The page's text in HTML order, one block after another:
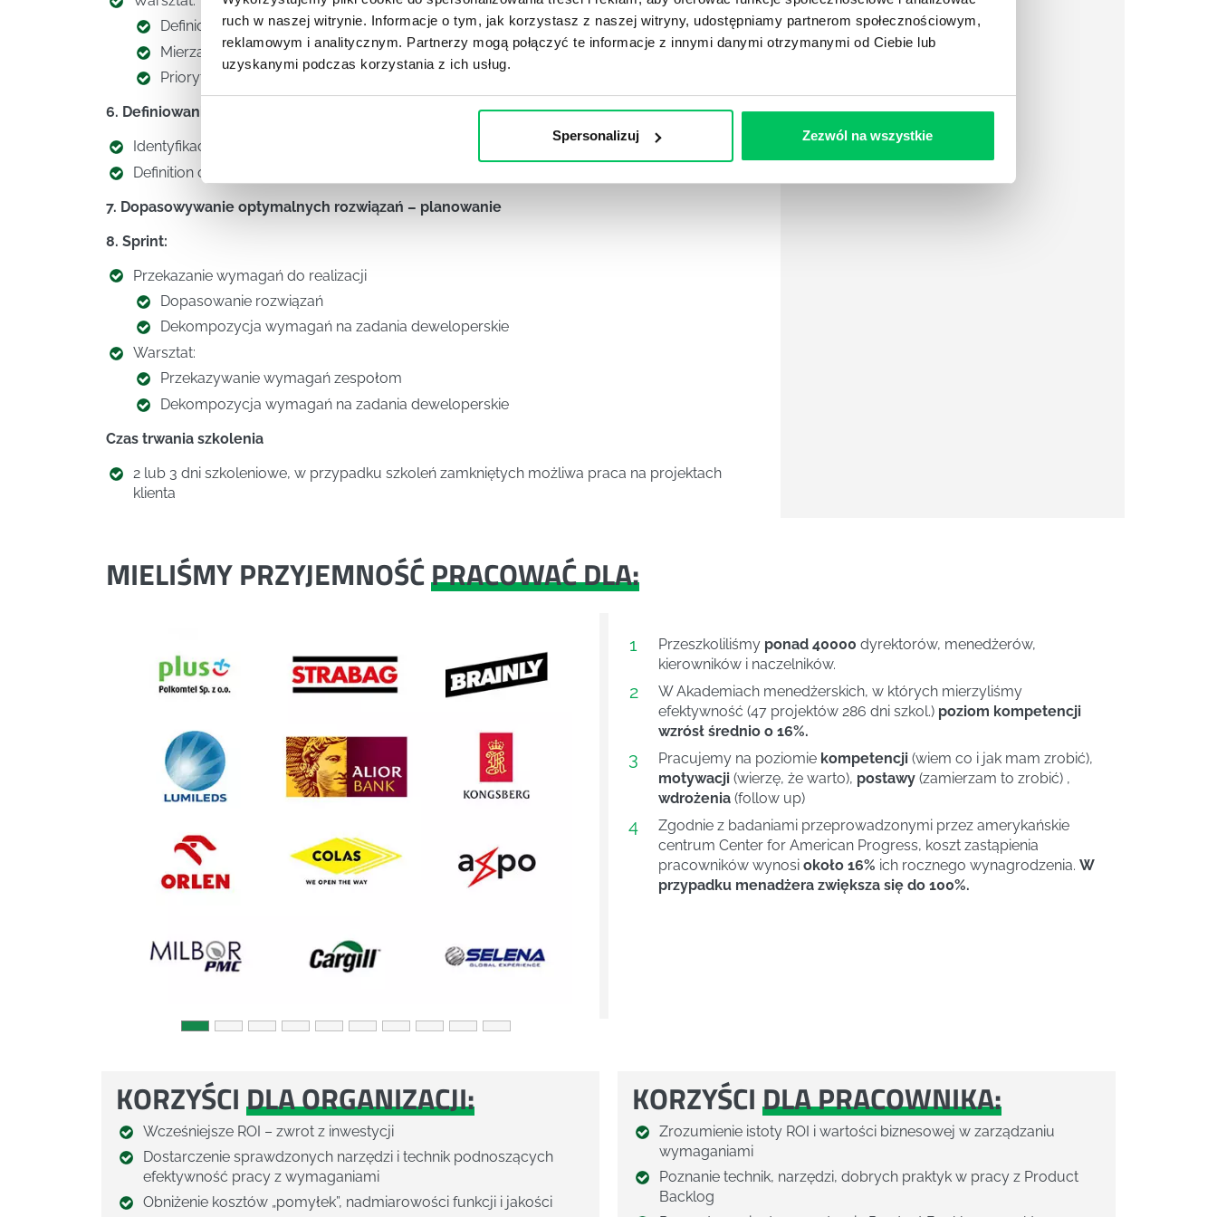
ruch w naszej witrynie. Informacje o tym, jak korzystasz z naszej witryny, udostępniamy partnerom społecznościowym,
reklamowym i analitycznym. Partnerzy mogą połączyć te informacje z innymi danymi otrzymanymi od Ciebie lub
uzyskanymi podczas korzystania z ich usług.
Spersonalizuj Zezwól na wszystkie
Definiowanie wymagań i dekompozycja – identyfikacja User Story dla person
Mierzalność wymagań – identyfikacja kryteriów akceptacji dla User Story
Priorytetyzacja wymagań w oparciu o potrzeby klienta
6. Definiowanie jakości projektu – Definition of Done
Identyfikacja kryteriów jakości projektu
Definition of done
7. Dopasowywanie optymalnych rozwiązań – planowanie
8. Sprint:
Przekazanie wymagań do realizacji
Dopasowanie rozwiązań
Dekompozycja wymagań na zadania deweloperskie
Warsztat:
Przekazywanie wymagań zespołom
Dekompozycja wymagań na zadania deweloperskie
Czas trwania szkolenia
2 lub 3 dni szkoleniowe, w przypadku szkoleń zamkniętych możliwa praca na projektach
klienta
MIELIŚMY PRZYJEMNOŚĆPRACOWAĆ DLA:
1 Przeszkoliliśmy ponad 40000 dyrektorów, menedżerów,
kierowników i naczelników.
2
W Akademiach menedżerskich, w których mierzyliśmy
efektywność (47 projektów 286 dni szkol.) poziom kompetencji
wzrósł średnio o 16%.
3 Pracujemy na poziomie kompetencji (wiem co i jak mam zrobić),
motywacji (wierzę, że warto), postawy (zamierzam to zrobić) ,
wdrożenia (follow up)
4
Zgodnie z badaniami przeprowadzonymi przez amerykańskie
centrum Center for American Progress, koszt zastąpienia
pracowników wynosi około 16% ich rocznego wynagrodzenia. W
przypadku menadżera zwiększa się do 100%.
KORZYŚCIDLA ORGANIZACJI:
Wcześniejsze ROI – zwrot z inwestycji
Dostarczenie sprawdzonych narzędzi i technik podnoszących
efektywność pracy z wymaganiami
Obniżenie kosztów „pomyłek”, nadmiarowości funkcji i jakości
KORZYŚCIDLA PRACOWNIKA:
Zrozumienie istoty ROI i wartości biznesowej w zarządzaniu
wymaganiami
Poznanie technik, narzędzi, dobrych praktyk w pracy z Product
Backlog